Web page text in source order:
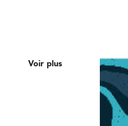
Voir plus